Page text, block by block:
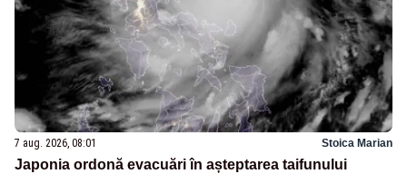
7 aug. 2026, 08:01 Stoica Marian
Japonia ordonă evacuări în așteptarea taifunului